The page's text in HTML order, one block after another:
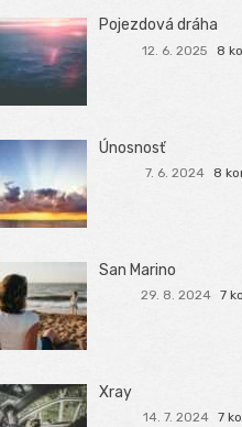
Pojezdová dráha
12. 6. 2025 8
Únosnosť
7. 6. 2024 8
San Marino
29. 8. 2024 7
Xray
14. 7. 2024 7